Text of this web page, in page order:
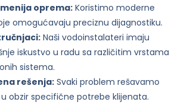
oprema:Koristimo moderne
omogućavaju preciznu dijagnostiku.
Naši vodoinstalateri imaju
iskustvo u radu sa različitim vrstama
sistema.
rešenja: Svaki problem rešavamo
obzir specifične potrebe klijenata.